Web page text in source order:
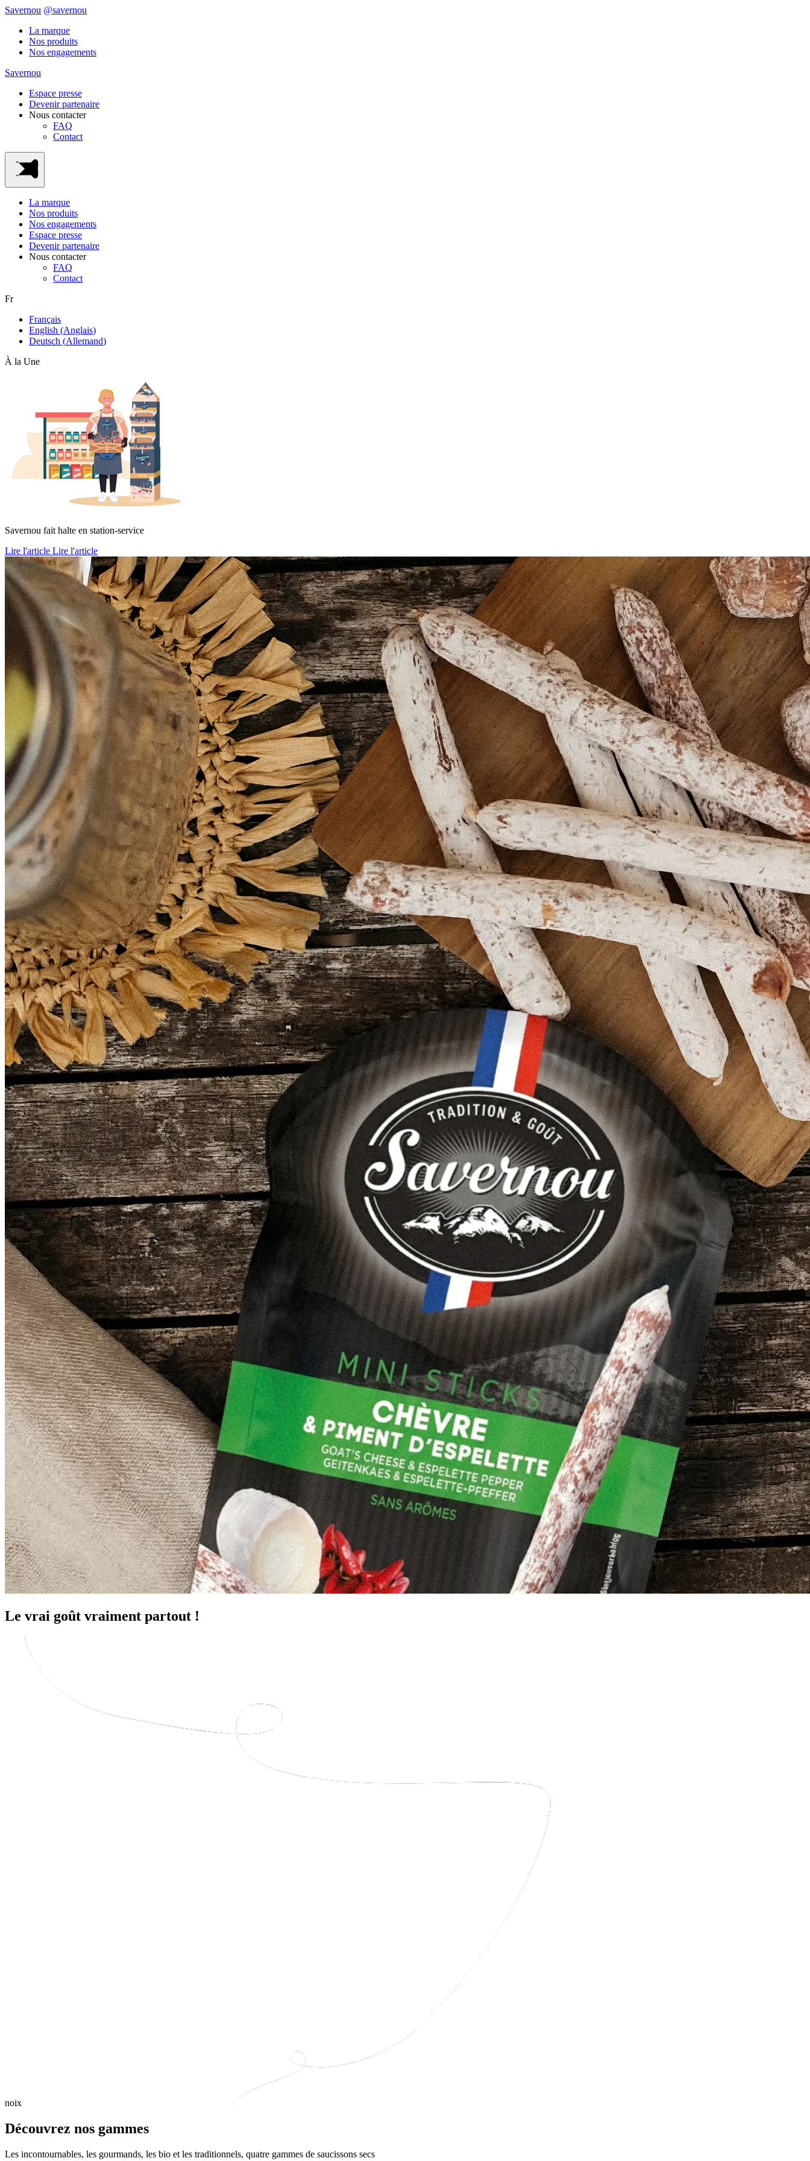
Savernou @savernou
La marque
Nos produits
Nos engagements
Savernou
Espace presse
Devenir partenaire
Nous contacter
FAQ
Contact
La marque
Nos produits
Nos engagements
Espace presse
Devenir partenaire
Nous contacter
FAQ
Contact
Fr
Français
English (Anglais)
Deutsch (Allemand)
À la Une
Savernou fait halte en station-service
Lire l'article Lire l'article
Le vrai goût vraiment partout !
noix
Découvrez nos gammes
Les incontournables, les gourmands, les bio et les traditionnels, quatre gammes de saucissons secs